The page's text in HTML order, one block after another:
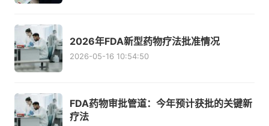
2026年FDA新型药物疗法批准情况
2026-05-16 10:54:50
FDA药物审批管道：今年预计获批的关键新
疗法